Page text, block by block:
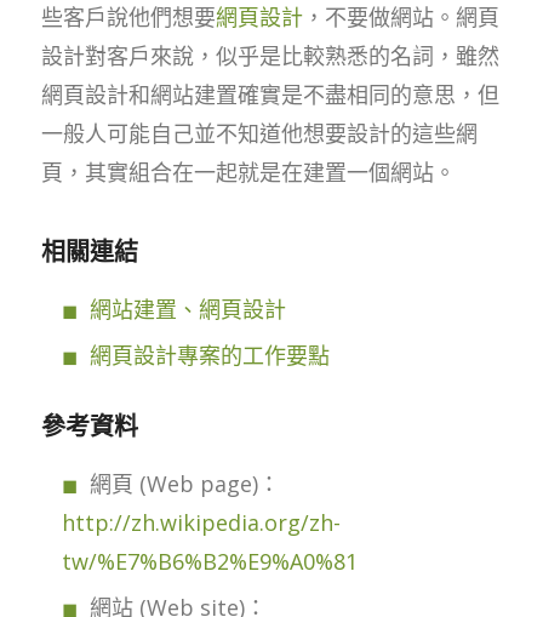
些客戶說他們想要網頁設計，不要做網站。網頁
設計對客戶來說，似乎是比較熟悉的名詞，雖然
網頁設計和網站建置確實是不盡相同的意思，但
一般人可能自己並不知道他想要設計的這些網
頁，其實組合在一起就是在建置一個網站。
相關連結
網站建置、網頁設計
網頁設計專案的工作要點
參考資料
網頁 (Web page)：
http://zh.wikipedia.org/zh-
tw/%E7%B6%B2%E9%A0%81
網站 (Web site)：